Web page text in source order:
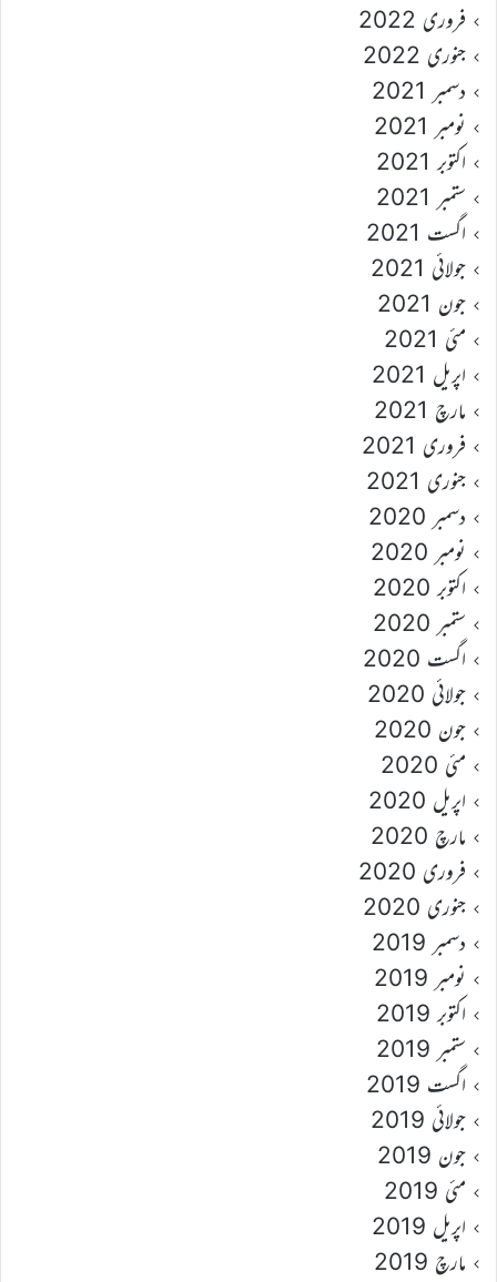
فروری 2022
جنوری 2022
دسمبر 2021
نومبر 2021
اکتوبر 2021
ستمبر 2021
اگست 2021
جولائی 2021
جون 2021
مئی 2021
اپریل 2021
مارچ 2021
فروری 2021
جنوری 2021
دسمبر 2020
نومبر 2020
اکتوبر 2020
ستمبر 2020
اگست 2020
جولائی 2020
جون 2020
مئی 2020
اپریل 2020
مارچ 2020
فروری 2020
جنوری 2020
دسمبر 2019
نومبر 2019
اکتوبر 2019
ستمبر 2019
اگست 2019
جولائی 2019
جون 2019
مئی 2019
اپریل 2019
مارچ 2019